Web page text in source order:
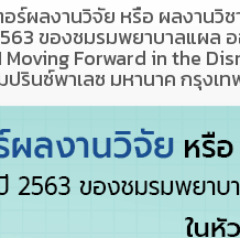
ร์ผลงานวิจัย หรือ ผลงานวิช
ของชมรมพยาบาลแผล
Moving Forward in the
รินซ์พาเลซ มหานาค กรุงเ